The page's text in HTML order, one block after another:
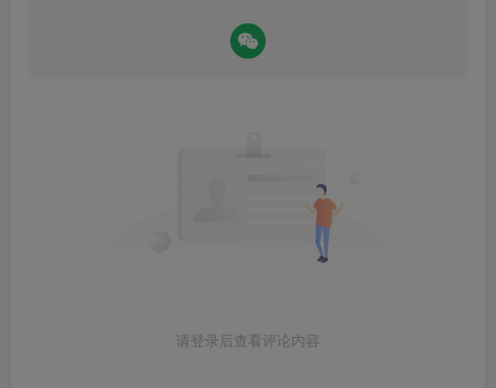
请登录后查看评论内容